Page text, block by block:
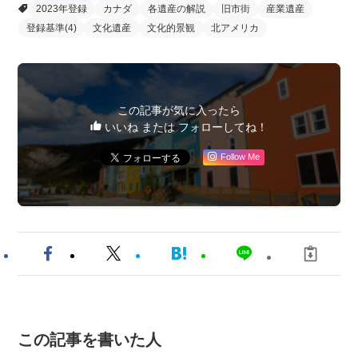
2023年登録
カナダ 各遺産の解説 旧市街
産業遺産
登録基準(4)
文化遺産 文化的景観 北アメリカ
この記事が気に入ったら
いいね または フォローしてね！
Follow Me
この記事を書いた人